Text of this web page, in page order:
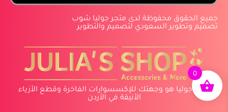
‏جميع الحقوق محفوظة لدى متجر جوليا شوب
‏تصميم وتطوير السعودي لتصميم والتطوير
متجر جوليا هو وجهتك للإكسسوارات الفاخرة وقطع الأزياء
الأنيقة في الأردن
0